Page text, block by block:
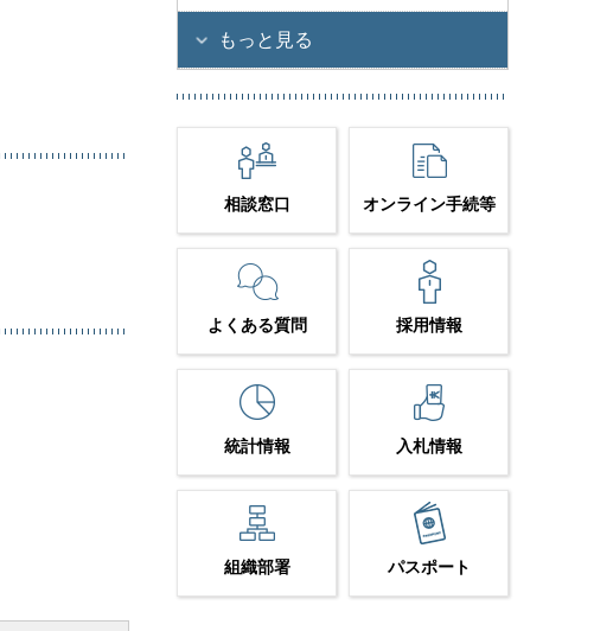
もっと見る
相談窓口 オンライン手続等
よくある質問 採用情報
統計情報 入札情報
組織部署 パスポート